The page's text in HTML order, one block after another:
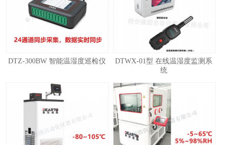
3 4
DTZ-300BW 智能温湿度巡检仪
DTWX-01型 在线温湿度监测系
统